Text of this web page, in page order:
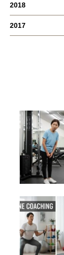
2018
2017